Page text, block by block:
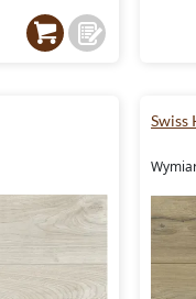
Swiss